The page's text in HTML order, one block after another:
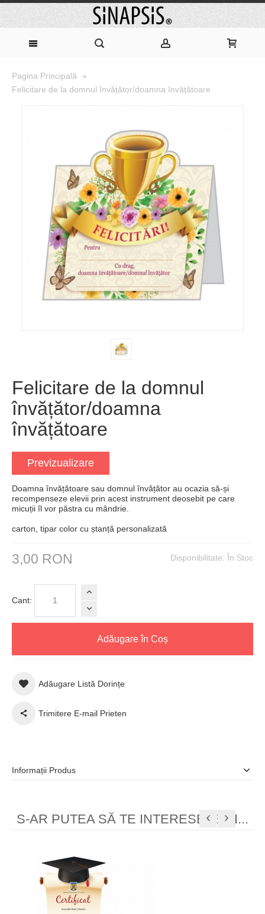
Pagina Principală
Felicitare de la domnul învățător/doamna învățătoare
Felicitare de la domnul
învățător/doamna
învățătoare
Previzualizare
Doamna învățătoare sau domnul învățător au ocazia să-și
recompenseze elevii prin acest instrument deosebit pe care
micuții îl vor păstra cu mândrie.
carton, tipar color cu ștanță personalizată
Disponibilitate: În Stoc
3,00 RON
Cant:
Adăugare în Coș
Adăugare Listă Dorințe
Trimitere E-mail Prieten
Informații Produs
S-AR PUTEA SĂ TE INTERESEZE ȘI...